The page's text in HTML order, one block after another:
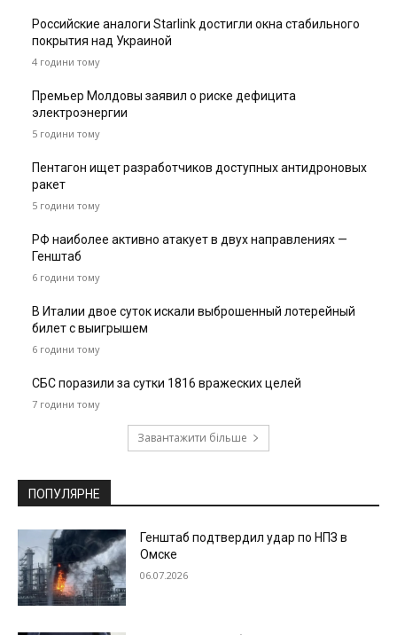
Российские аналоги Starlink достигли окна стабильного
покрытия над Украиной
4 години тому
Премьер Молдовы заявил о риске дефицита
электроэнергии
5 години тому
Пентагон ищет разработчиков доступных антидроновых
ракет
5 години тому
РФ наиболее активно атакует в двух направлениях —
Генштаб
6 години тому
В Италии двое суток искали выброшенный лотерейный
билет с выигрышем
6 години тому
СБС поразили за сутки 1816 вражеских целей
7 години тому
Завантажити більше
ПОПУЛЯРНЕ
Генштаб подтвердил удар по НПЗ в
Омске
06.07.2026